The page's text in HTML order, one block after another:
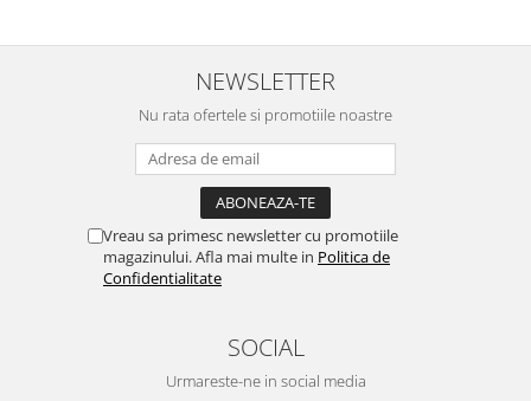
atras atentia ca nu era conectat
cablul de video de la camera
serviabili, livrare rapidă, suport
tehnic, totul impecabil, o să revin
la ei și pentru vi...
NEWSLETTER
Nu rata ofertele si promotiile noastre
Vreau sa primesc newsletter cu promotiile
magazinului. Afla mai multe in Politica de
Confidentialitate
SOCIAL
Urmareste-ne in social media